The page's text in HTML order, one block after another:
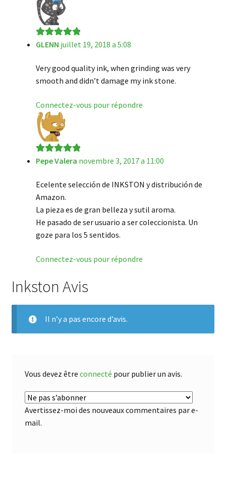
Note5sur 5
GLENN juillet 19, 2018 a 5:08
Very good quality ink, when grinding was very
smooth and didn’t damage my ink stone.
Connectez-vous pour répondre
Note5sur 5
Pepe Valera novembre 3, 2017 a 11:00
Ecelente selección de INKSTON y distribución de
Amazon.
La pieza es de gran belleza y sutil aroma.
He pasado de ser usuario a ser coleccionista. Un
goze para los 5 sentidos.
Connectez-vous pour répondre
Inkston Avis
Il n’y a pas encore d’avis.
Vous devez être connecté pour publier un avis.
Avertissez-moi des nouveaux commentaires par e-
mail.